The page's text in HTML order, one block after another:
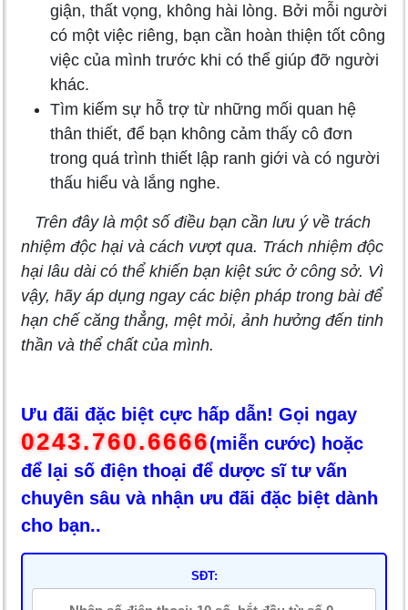
giận, thất vọng, không hài lòng. Bởi mỗi người
có một việc riêng, bạn cần hoàn thiện tốt công
việc của mình trước khi có thể giúp đỡ người
khác.
Tìm kiếm sự hỗ trợ từ những mối quan hệ
thân thiết, để bạn không cảm thấy cô đơn
trong quá trình thiết lập ranh giới và có người
thấu hiểu và lắng nghe.
Trên đây là một số điều bạn cần lưu ý về trách
nhiệm độc hại và cách vượt qua. Trách nhiệm độc
hại lâu dài có thể khiến bạn kiệt sức ở công sở. Vì
vậy, hãy áp dụng ngay các biện pháp trong bài để
hạn chế căng thẳng, mệt mỏi, ảnh hưởng đến tinh
thần và thể chất của mình.
Ưu đãi đặc biệt cực hấp dẫn! Gọi ngay
0243.760.6666(miễn cước) hoặc
để lại số điện thoại để dược sĩ tư vấn
chuyên sâu và nhận ưu đãi đặc biệt dành
cho bạn..
SĐT: